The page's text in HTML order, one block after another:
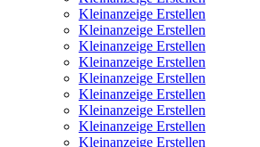
Kleinanzeige Erstellen
Kleinanzeige Erstellen
Kleinanzeige Erstellen
Kleinanzeige Erstellen
Kleinanzeige Erstellen
Kleinanzeige Erstellen
Kleinanzeige Erstellen
Kleinanzeige Erstellen
Kleinanzeige Erstellen